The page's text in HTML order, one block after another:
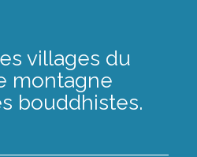
villages du
montagne
bouddhistes.